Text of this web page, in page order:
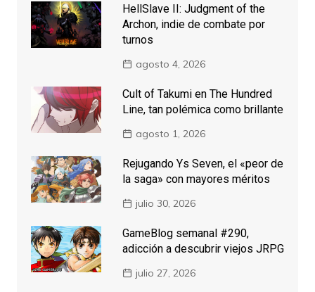
HellSlave II: Judgment of the
Archon, indie de combate por
turnos
agosto 4, 2026
Cult of Takumi en The Hundred
Line, tan polémica como brillante
agosto 1, 2026
Rejugando Ys Seven, el «peor de
la saga» con mayores méritos
julio 30, 2026
GameBlog semanal #290,
adicción a descubrir viejos JRPG
julio 27, 2026